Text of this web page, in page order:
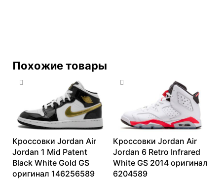
Похожие товары
Кроссовки Jordan Air
Jordan 1 Mid Patent
Black White Gold GS
оригинал 146256589
Кроссовки Jordan Air
Jordan 6 Retro Infrared
White GS 2014 оригинал
6204589